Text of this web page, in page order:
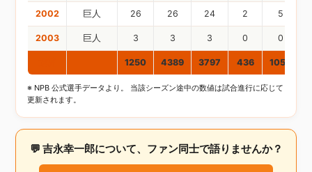
2002 巨人 26 26 24 2 5
2003 巨人 3 3 3 0 0
1250 4389 3797 436 1057
※ NPB 公式選手データより。 当該シーズン途中の数値は試合進行に応じて
更新されます。
💬 吉永幸一郎について、ファン同士で語りませんか？